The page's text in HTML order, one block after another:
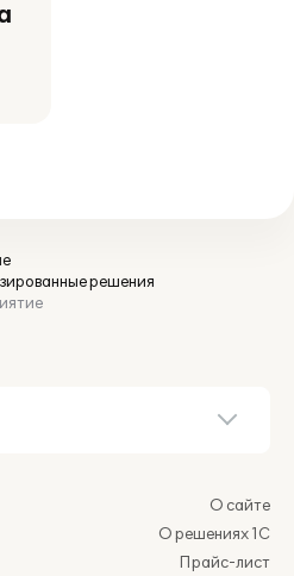
решения
О сайте
О решениях 1С
Прайс-лист